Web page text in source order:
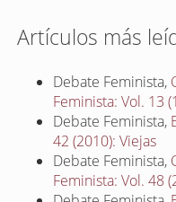
Artículos más
Debate Feminista,
Feminista: Vol. 13
Debate Feminista,
42 (2010): Viejas
Debate Feminista,
Feminista: Vol. 48